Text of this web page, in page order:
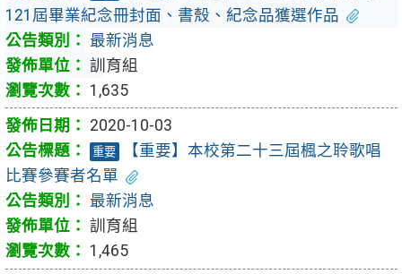
121屆畢業紀念冊封面、書殼、紀念品獲選作品
最新消息
訓育組
1,635
2020-10-03
重要
【重要】本校第二十三屆楓之聆歌唱
比賽參賽者名單
最新消息
訓育組
1,465